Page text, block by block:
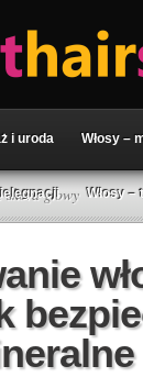
i uroda Włosy –
Włosy
głowy